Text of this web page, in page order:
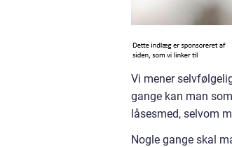
Vi mener
gange kan man
låsesmed, selvom
Nogle gange skal